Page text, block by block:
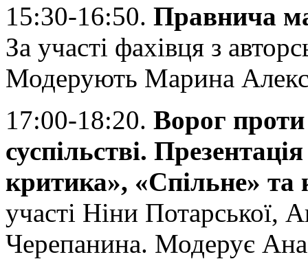
15:30-16:50. Правнича
За участі фахівця з
Модерують Марина
17:00-18:20. Ворог
суспільстві.
критика», «Спільне»
участі Ніни Потарської,
Черепанина. Модерує